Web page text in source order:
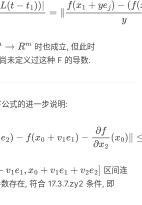
)||t− t1 =‖f(x ej )−(f(x 1)+Ly)y ‖<ϵ 2
m
时也成立, 但此时
未定义过这种 F 的导数.
式的进一步说明:
x v1e ∂ x ≤ϵ‖x −x n
1e1,x0 +v1 e1 +v2e2]
区间连
存在, 符合 17.3.7.zy2 条件, 即